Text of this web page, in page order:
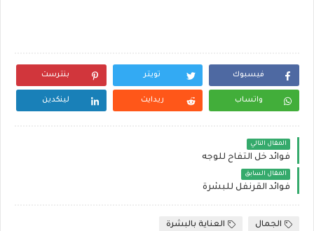
فيسبوك تويتر بنترست
واتساب ريدايت لينكدين
المقال التالي
فوائد خل التفاح للوجه
المقال السابق
فوائد القرنفل للبشرة
الجمال العناية بالبشرة